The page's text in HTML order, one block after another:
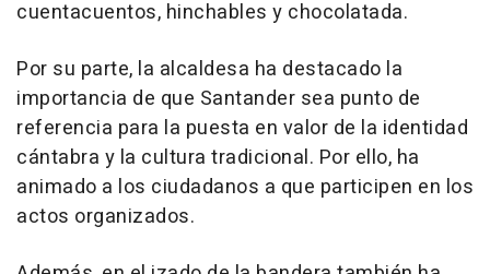
cuentacuentos, hinchables y chocolatada.
Por su parte, la alcaldesa ha destacado la
importancia de que Santander sea punto de
referencia para la puesta en valor de la identidad
cántabra y la cultura tradicional. Por ello, ha
animado a los ciudadanos a que participen en los
actos organizados.